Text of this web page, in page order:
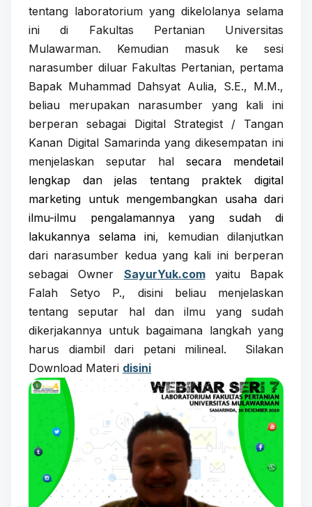
tentang laboratorium yang dikelolanya selama
ini di Fakultas Pertanian Universitas
Mulawarman. Kemudian masuk ke sesi
narasumber diluar Fakultas Pertanian, pertama
Bapak Muhammad Dahsyat Aulia, S.E., M.M.,
beliau merupakannarasumber yang kali ini
berperan sebagaiDigital Strategist / Tangan
Kanan Digital Samarinda yang dikesempatan ini
menjelaskan seputar hal secara mendetail
lengkap dan jelas tentang
praktek digital
marketing untuk mengembangkan usaha dari
ilmu-ilmu pengalamannya yang sudah di
lakukannya selama ini, kemudian dilanjutkan
dari narasumber kedua yang kali ini berperan
sebagai Owner SayurYuk.comyaitu Bapak
Falah Setyo P., disini beliau menjelaskan
tentang seputar hal dan ilmu yang sudah
dikerjakannya untuk bagaimana langkah yang
harus diambil dari petani milineal.
Silakan
Download Materi disini